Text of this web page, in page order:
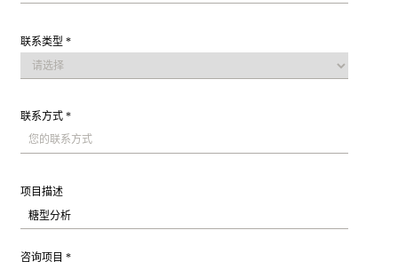
联系类型 *
联系方式 *
项目描述
咨询项目 *